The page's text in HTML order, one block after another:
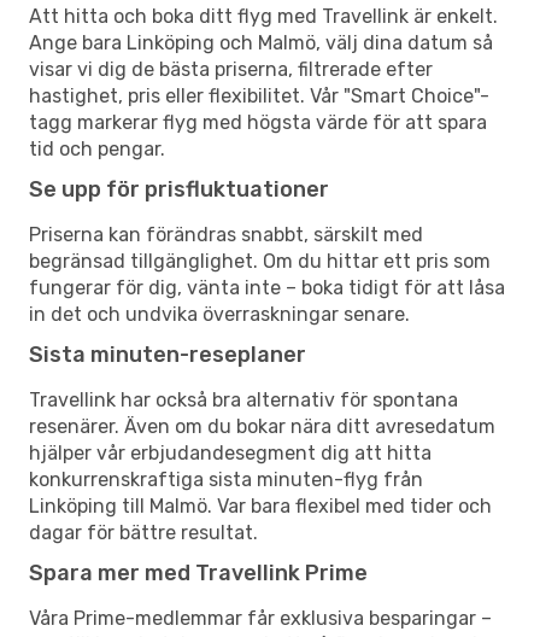
Att hitta och boka ditt flyg med Travellink är enkelt.
Ange bara Linköping och Malmö, välj dina datum så
visar vi dig de bästa priserna, filtrerade efter
hastighet, pris eller flexibilitet. Vår "Smart Choice"-
tagg markerar flyg med högsta värde för att spara
tid och pengar.
Se upp för prisfluktuationer
Priserna kan förändras snabbt, särskilt med
begränsad tillgänglighet. Om du hittar ett pris som
fungerar för dig, vänta inte – boka tidigt för att låsa
in det och undvika överraskningar senare.
Sista minuten-reseplaner
Travellink har också bra alternativ för spontana
resenärer. Även om du bokar nära ditt avresedatum
hjälper vår erbjudandesegment dig att hitta
konkurrenskraftiga sista minuten-flyg från
Linköping till Malmö. Var bara flexibel med tider och
dagar för bättre resultat.
Spara mer med Travellink Prime
Våra Prime-medlemmar får exklusiva besparingar –